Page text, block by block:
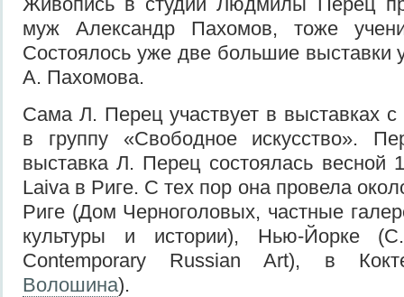
муж Александр Пахомов, тоже
Состоялось уже две большие выставки
А. Пахомова.
Сама Л. Перец участвует в выставках
в группу «Свободное искусство».
выставка Л. Перец состоялась весной
Laiva в Риге. С тех пор она провела
Риге (Дом Черноголовых, частные
культуры и истории), Нью-Йорке
Contemporary Russian Art), в
Волошина).